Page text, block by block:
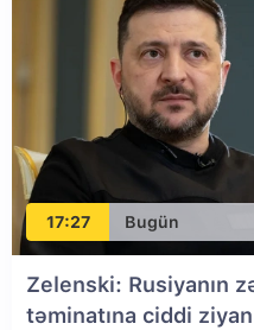
17:27 Bugün
Zelenski: Rusiyanın
təminatına ciddi